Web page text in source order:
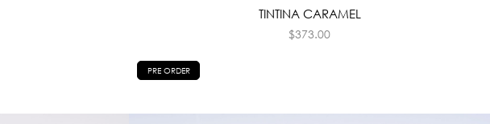
TINTINA CARAMEL
$373.00
PRE ORDER